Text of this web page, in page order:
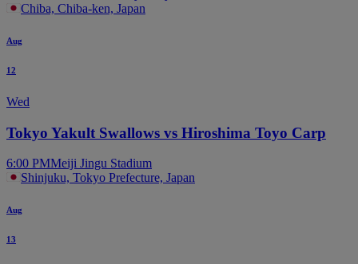
Chiba, Chiba-ken, Japan
Aug
12
Wed
Tokyo Yakult Swallows vs Hiroshima Toyo Carp
6:00 PMMeiji Jingu Stadium
Shinjuku, Tokyo Prefecture, Japan
Aug
13